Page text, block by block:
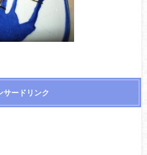
サードリンク